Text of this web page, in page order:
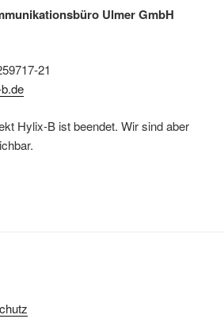
21
Hylix-B ist beendet. Wir sind aber